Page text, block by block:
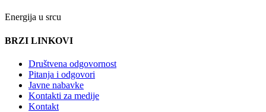
Energija u srcu
BRZI LINKOVI
Društvena odgovornost
Pitanja i odgovori
Javne nabavke
Kontakti za medije
Kontakt